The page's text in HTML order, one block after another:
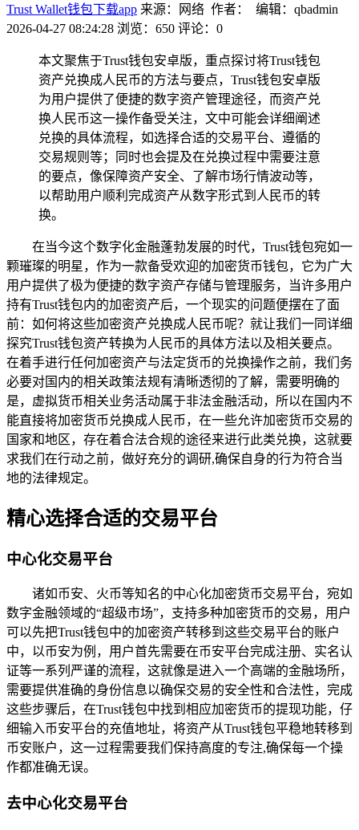
Trust Wallet钱包下载app 来源：网络 作者： 编辑：qbadmin
2026-04-27 08:24:28 浏览：650 评论：0
本文聚焦于Trust钱包安卓版，重点探讨将Trust钱包
资产兑换成人民币的方法与要点，Trust钱包安卓版
为用户提供了便捷的数字资产管理途径，而资产兑
换人民币这一操作备受关注，文中可能会详细阐述
兑换的具体流程，如选择合适的交易平台、遵循的
交易规则等；同时也会提及在兑换过程中需要注意
的要点，像保障资产安全、了解市场行情波动等，
以帮助用户顺利完成资产从数字形式到人民币的转
换。
在当今这个数字化金融蓬勃发展的时代，Trust钱包宛如一
颗璀璨的明星，作为一款备受欢迎的加密货币钱包，它为广大
用户提供了极为便捷的数字资产存储与管理服务，当许多用户
持有Trust钱包内的加密资产后，一个现实的问题便摆在了面
前：如何将这些加密资产兑换成人民币呢？就让我们一同详细
探究Trust钱包资产转换为人民币的具体方法以及相关要点。
在着手进行任何加密资产与法定货币的兑换操作之前，我们务
必要对国内的相关政策法规有清晰透彻的了解，需要明确的
是，虚拟货币相关业务活动属于非法金融活动，所以在国内不
能直接将加密货币兑换成人民币，在一些允许加密货币交易的
国家和地区，存在着合法合规的途径来进行此类兑换，这就要
求我们在行动之前，做好充分的调研,确保自身的行为符合当
地的法律规定。
精心选择合适的交易平台
中心化交易平台
诸如币安、火币等知名的中心化加密货币交易平台，宛如
数字金融领域的“超级市场”，支持多种加密货币的交易，用户
可以先把Trust钱包中的加密资产转移到这些交易平台的账户
中，以币安为例，用户首先需要在币安平台完成注册、实名认
证等一系列严谨的流程，这就像是进入一个高端的金融场所，
需要提供准确的身份信息以确保交易的安全性和合法性，完成
这些步骤后，在Trust钱包中找到相应加密货币的提现功能，仔
细输入币安平台的充值地址，将资产从Trust钱包平稳地转移到
币安账户，这一过程需要我们保持高度的专注,确保每一个操
作都准确无误。
去中心化交易平台